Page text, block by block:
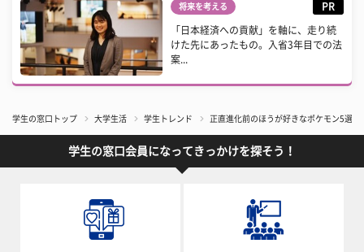
将来を考える PR
「日本経済への貢献」を軸に、走り続
けた先にあったもの。入省3年目での法
案...
学生の窓口トップ 大学生活 学生トレンド 正直進化前のほうが好きなポケモン5選！
学生の窓口会員になってきっかけを探そう！